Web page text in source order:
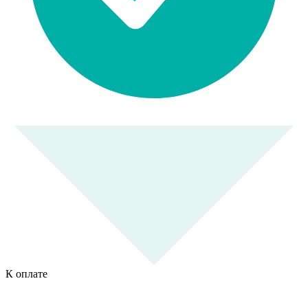
К оплате